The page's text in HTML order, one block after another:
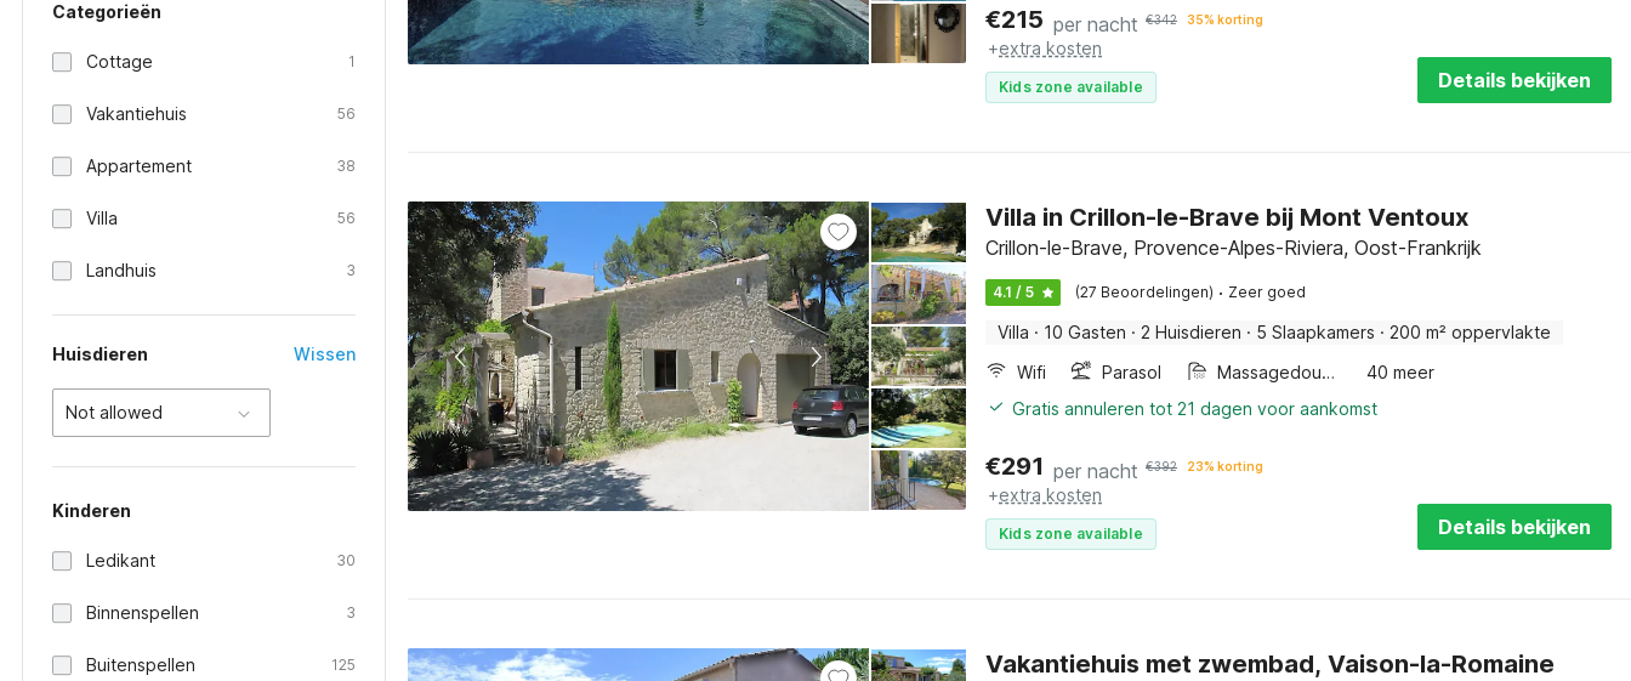
Categorieën
Cottage 1
Vakantiehuis 56
Appartement 38
Villa 56
Landhuis 3
Huisdieren Wissen
Not allowed
Kinderen
Ledikant 30
Binnenspellen 3
Buitenspellen 125
€215 per nacht €342 35% korting
+extra kosten
Kids zone available Details bekijken
Villa in Crillon-le-Brave bij Mont Ventoux
Crillon-le-Brave, Provence-Alpes-Riviera, Oost-Frankrijk
4.1 / 5 (27 Beoordelingen) · Zeer goed
Villa · 10 Gasten · 2 Huisdieren · 5 Slaapkamers · 200 m² oppervlakte
Wifi
Parasol Massagedouche
40 meer
Gratis annuleren tot 21 dagen voor aankomst
€291 per nacht €392 23% korting
+extra kosten
Kids zone available Details bekijken
Vakantiehuis met zwembad, Vaison-la-Romaine